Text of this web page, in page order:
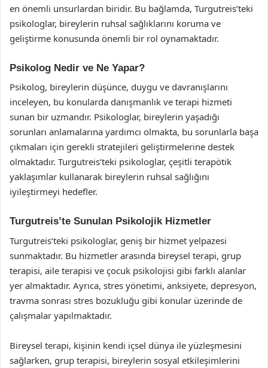
en önemli unsurlardan biridir. Bu bağlamda, Turgutreis’teki
psikologlar, bireylerin ruhsal sağlıklarını koruma ve
geliştirme konusunda önemli bir rol oynamaktadır.
Psikolog Nedir ve Ne Yapar?
Psikolog, bireylerin düşünce, duygu ve davranışlarını
inceleyen, bu konularda danışmanlık ve terapi hizmeti
sunan bir uzmandır. Psikologlar, bireylerin yaşadığı
sorunları anlamalarına yardımcı olmakta, bu sorunlarla başa
çıkmaları için gerekli stratejileri geliştirmelerine destek
olmaktadır. Turgutreis’teki psikologlar, çeşitli terapötik
yaklaşımlar kullanarak bireylerin ruhsal sağlığını
iyileştirmeyi hedefler.
Turgutreis’te Sunulan Psikolojik Hizmetler
Turgutreis’teki psikologlar, geniş bir hizmet yelpazesi
sunmaktadır. Bu hizmetler arasında bireysel terapi, grup
terapisi, aile terapisi ve çocuk psikolojisi gibi farklı alanlar
yer almaktadır. Ayrıca, stres yönetimi, anksiyete, depresyon,
travma sonrası stres bozukluğu gibi konular üzerinde de
çalışmalar yapılmaktadır.
Bireysel terapi, kişinin kendi içsel dünya ile yüzleşmesini
sağlarken, grup terapisi, bireylerin sosyal etkileşimlerini